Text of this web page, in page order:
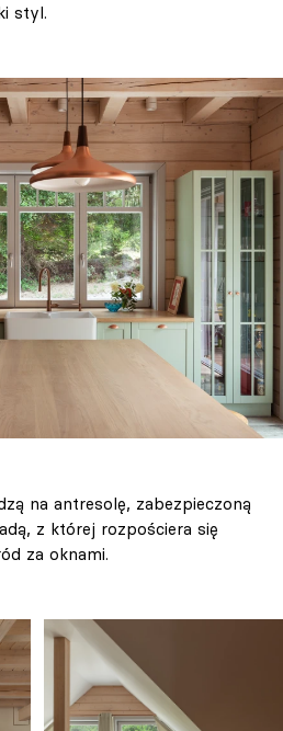
styl.
na antresolę, zabezpieczoną
z której rozpościera się
za oknami.